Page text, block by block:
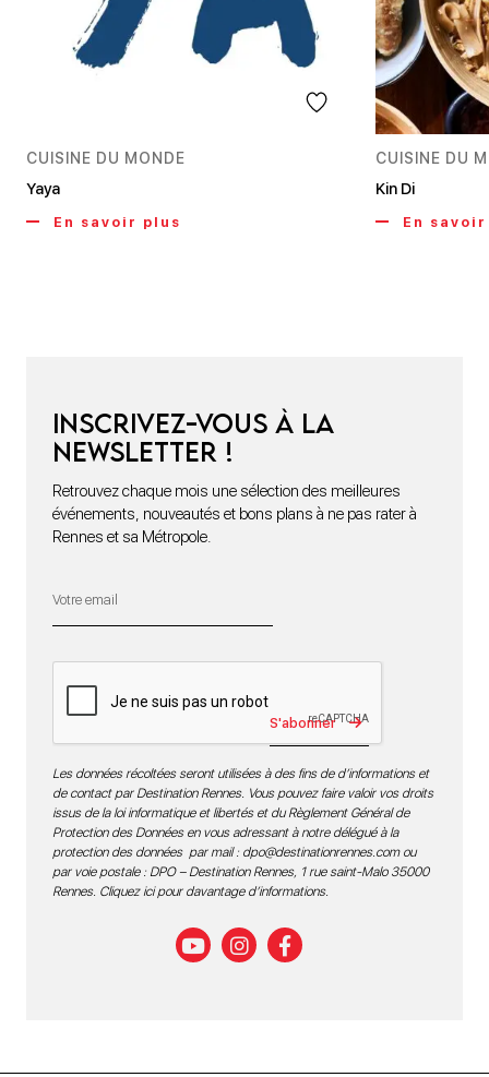
CUISINE DU MONDE
Yaya
En savoir plus
CUISINE DU
Kin Di
En
Inscrivez-vous à la
newsletter !
Retrouvez chaque mois une sélection des meilleures
événements, nouveautés et bons plans à ne pas rater à
Rennes et sa Métropole.
S'abonner
Les données récoltées seront utilisées à des fins de d’informations et
de contact par Destination Rennes. Vous pouvez faire valoir vos droits
issus de la loi informatique et libertés et du Règlement Général de
Protection des Données en vous adressant à notre délégué à la
protection des données par mail : dpo@destinationrennes.comou
par voie postale : DPO – Destination Rennes, 1 rue saint-Malo 35000
Rennes. Cliquez ici pour davantage d’informations.